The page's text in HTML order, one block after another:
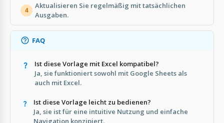
4
Aktualisieren Sie regelmäßig mit tatsächlichen
Ausgaben.
FAQ
Ist diese Vorlage mit Excel kompatibel?
Ja, sie funktioniert sowohl mit Google Sheets als
auch mit Excel.
Ist diese Vorlage leicht zu bedienen?
Ja, sie ist für eine intuitive Nutzung und einfache
Navigation konzipiert.